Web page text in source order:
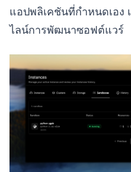
แอปพลิเคชันที่กำหนดเอง
ไลน์การพัฒนาซอฟต์แวร์